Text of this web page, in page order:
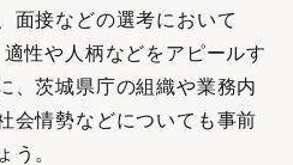
面接などの選考において
性や人柄などをアピールす
、茨城県庁の組織や業務内
会情勢などについても事前
う。